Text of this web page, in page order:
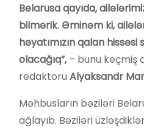
Belarusa qayıda,
bilmərik. Əminəm ki,
həyatımızın qalan hissəsi
olacağıq”,– bunu keçmiş
redaktoru Alyaksandr
Məhbusların bəziləri
ağlayıb. Bəziləri